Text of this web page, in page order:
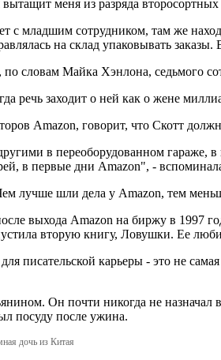
меня из разряда
с младшим сотрудником, там же
на склад упаковывать
словам Майка Хэнлона, седьмого
речь заходит о ней как о жене
Amazon, говорит, что Скотт
в переоборудованном гараже, в
в первые дни Amazon", -
лучше шли дела у Amazon, тем
выхода Amazon на биржу в 1997
вторую книгу, Ловушки. Ее
писательской карьеры - это не
Он почти никогда не
посуду после ужина.
дочь из Китая